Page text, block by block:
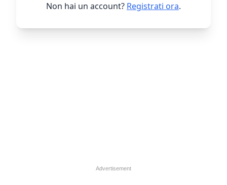
Non hai un account? Registrati ora.